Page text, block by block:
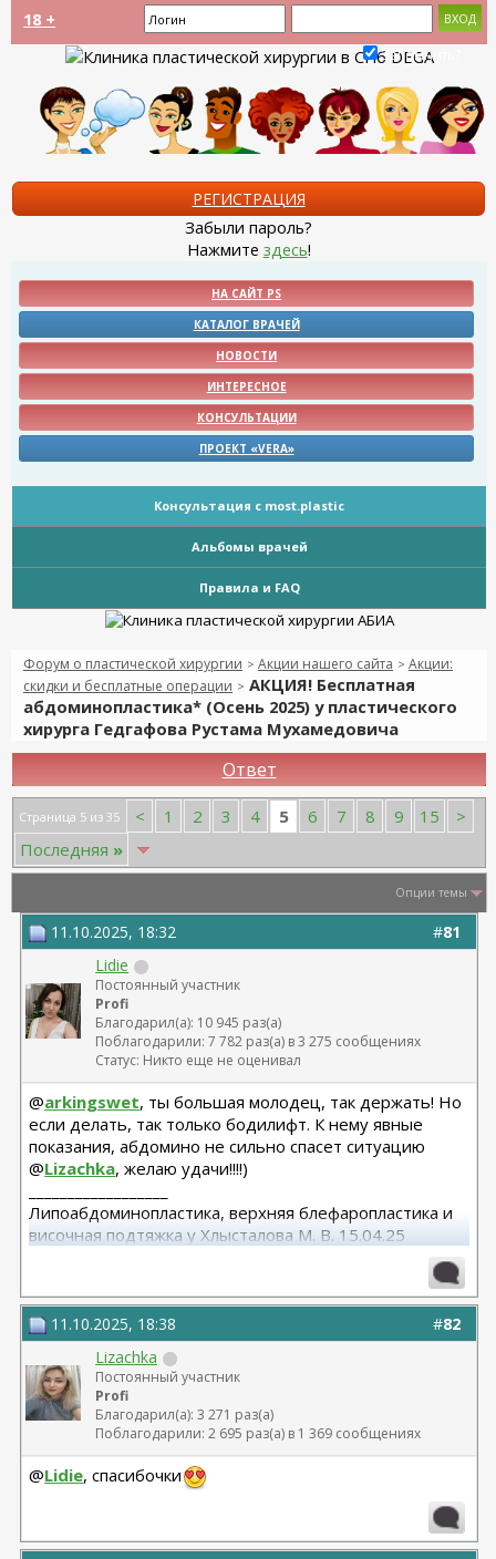
18 +
Запомнить?
РЕГИСТРАЦИЯ
Забыли пароль?
Нажмите здесь!
НА САЙТ PS
КАТАЛОГ ВРАЧЕЙ
НОВОСТИ
ИНТЕРЕСНОЕ
КОНСУЛЬТАЦИИ
ПРОЕКТ «VERA»
Консультация с most.plastic
Альбомы врачей
Правила и FAQ
Форум о пластической хирургии > Акции нашего сайта > Акции:
скидки и бесплатные операции > АКЦИЯ! Бесплатная
абдоминопластика* (Осень 2025) у пластического
хирурга Гедгафова Рустама Мухамедовича
Ответ
Страница 5 из 35 < 1 2 3 4 5 6 7 8 9 15
>
Последняя »
Опции темы
#81
11.10.2025, 18:32
Lidie
Постоянный участник
Profi
Благодарил(а): 10 945 раз(а)
Поблагодарили: 7 782 раз(а) в 3 275 сообщениях
Статус: Никто еще не оценивал
@arkingswet, ты большая молодец, так держать! Но
если делать, так только бодилифт. К нему явные
показания, абдомино не сильно спасет ситуацию
@Lizachka, желаю удачи!!!!)
Липоабдоминопластика, верхняя блефаропластика и
височная подтяжка у Хлысталова М. В. 15.04.25
#82
11.10.2025, 18:38
Lizachka
Постоянный участник
Profi
Благодарил(а): 3 271 раз(а)
Поблагодарили: 2 695 раз(а) в 1 369 сообщениях
@Lidie, спасибочки